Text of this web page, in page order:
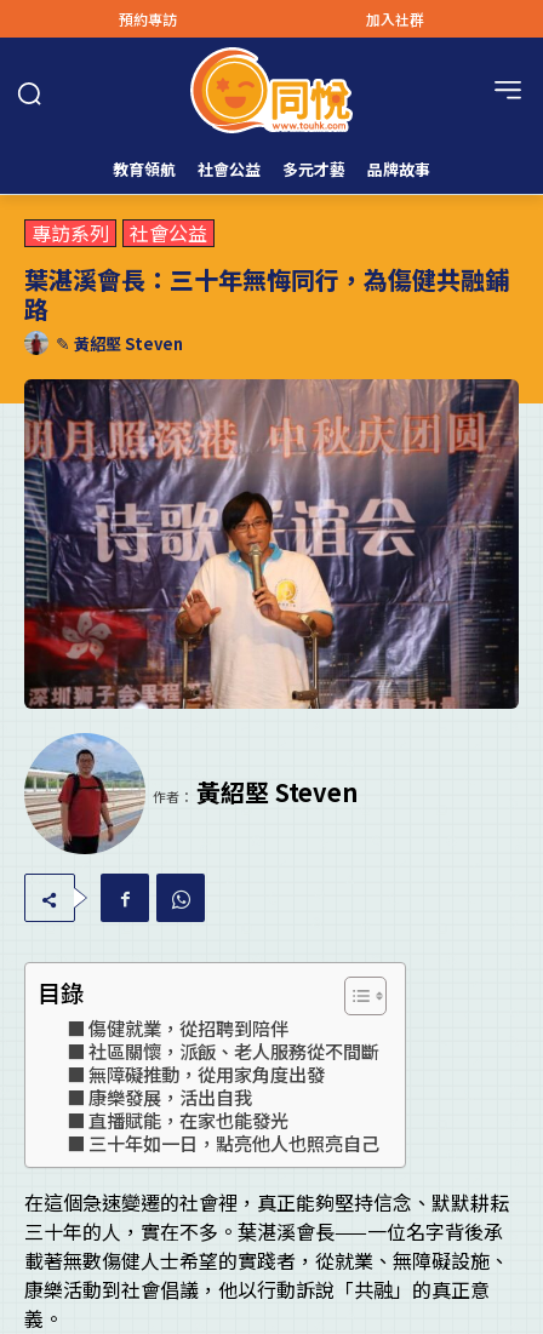
預約專訪 加入社群
教育領航 社會公益 多元才藝 品牌故事
專訪系列 社會公益
葉湛溪會長：三十年無悔同行，為傷健共融鋪
路
✎ 黃紹堅 Steven
作者： 黃紹堅 Steven
目錄
傷健就業，從招聘到陪伴
社區關懷，派飯、老人服務從不間斷
無障礙推動，從用家角度出發
康樂發展，活出自我
直播賦能，在家也能發光
三十年如一日，點亮他人也照亮自己
在這個急速變遷的社會裡，真正能夠堅持信念、默默耕耘
三十年的人，實在不多。葉湛溪會長——一位名字背後承
載著無數傷健人士希望的實踐者，從就業、無障礙設施、
康樂活動到社會倡議，他以行動訴說「共融」的真正意
義。